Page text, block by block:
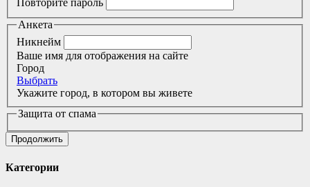
Повторите пароль
Анкета
Никнейм
Ваше имя для отображения на сайте
Город
Выбрать
Укажите город, в котором вы живете
Защита от спама
Продолжить
Категории